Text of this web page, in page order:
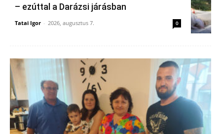
– ezúttal a Darázsi járásban
Tatai Igor - 2026, augusztus 7. 0